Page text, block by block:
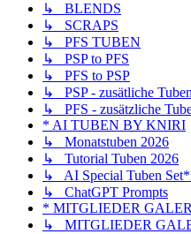
↳ BLENDS
↳ SCRAPS
↳ PFS TUBEN
↳ PSP to PFS
↳ PFS to PSP
↳ PSP - zusätliche Tuben
↳ PFS - zusätzliche
* AI TUBEN BY KNIRI
↳ Monatstuben 2026
↳ Tutorial Tuben 2026
↳ AI Special Tuben
↳ ChatGPT Prompts
* MITGLIEDER
↳ MITGLIEDER